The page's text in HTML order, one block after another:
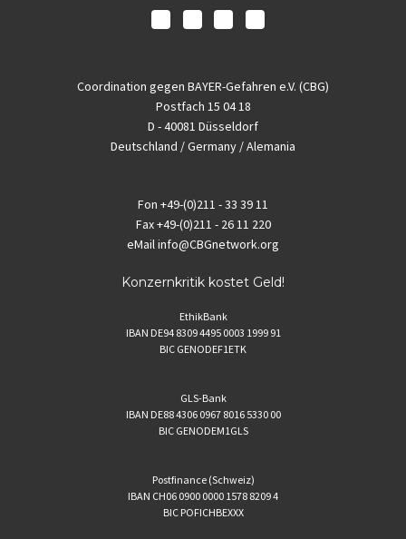
Coordination gegen BAYER-Gefahren e.V. (CBG)
Postfach 15 04 18
D - 40081 Düsseldorf
Deutschland / Germany / Alemania
Fon +49-(0)211 - 33 39 11
Fax+49-(0)211 - 26 11 220
eMailinfo@CBGnetwork.org
Konzernkritik kostet Geld!
EthikBank
IBAN DE94 8309 4495 0003 1999 91
BIC GENODEF1ETK
GLS-Bank
IBAN DE88 4306 0967 8016 5330 00
BIC GENODEM1GLS
Postfinance (Schweiz)
IBAN CH06 0900 0000 1578 8209 4
BIC POFICHBEXXX